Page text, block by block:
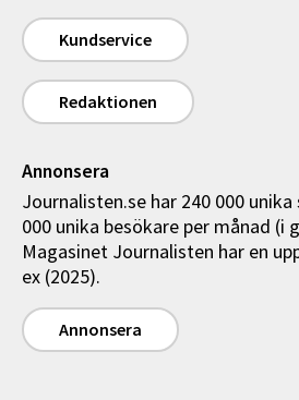
Kundservice
Redaktionen
Annonsera
Journalisten.se har 240 000
000 unika besökare per månad (i
Magasinet Journalisten har en
ex (2025).
Annonsera